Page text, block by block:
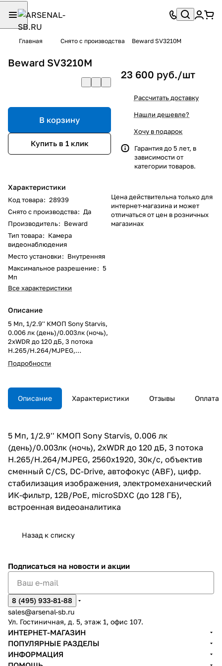
Главная Снято с производства Beward SV3210M
Beward SV3210M
В корзину
Купить в 1 клик
Характеристики
Код товара: 28939
Снято с производства: Да
Производитель: Beward
Тип товара: Камера
видеонаблюдения
Место установки: Внутренняя
Максимальное разрешение: 5
Мп
Все характеристики
Описание
5 Мп, 1/2.9'' КМОП Sony Starvis,
0.006 лк (день)/0.003лк (ночь),
2xWDR до 120 дБ, 3 потока
H.265/H.264/MJPEG,
2560x1920, 30к/c, объектив
сменный C/CS, DC-Drive,
стабилизация изображения,
электромеханический ИК-
фильтр, 12В/PoE, microSDXC (до
Подробности
23 600 руб./шт
Рассчитать доставку
Нашли дешевле?
Хочу в подарок
Гарантия до 5 лет, в
зависимости от
категории товаров.
Цена действительна только для
интернет-магазина и может
отличаться от цен в розничных
магазинах
Описание Характеристики Отзывы Оплата
5 Мп, 1/2.9'' КМОП Sony Starvis, 0.006 лк
(день)/0.003лк (ночь), 2xWDR до 120 дБ, 3 потока
H.265/H.264/MJPEG, 2560x1920, 30к/c, объектив
сменный C/CS, DC-Drive, автофокус (ABF), цифр.
стабилизация изображения, электромеханический
ИК-фильтр, 12В/PoE, microSDXC (до 128 ГБ),
встроенная видеоаналитика
Назад к списку
Подписаться на новости и акции
8 (495) 933-81-88
sales@arsenal-sb.ru
Ул. Гостиничная, д. 5, этаж 1, офис 107.
ИНТЕРНЕТ-МАГАЗИН
ПОПУЛЯРНЫЕ РАЗДЕЛЫ
ИНФОРМАЦИЯ